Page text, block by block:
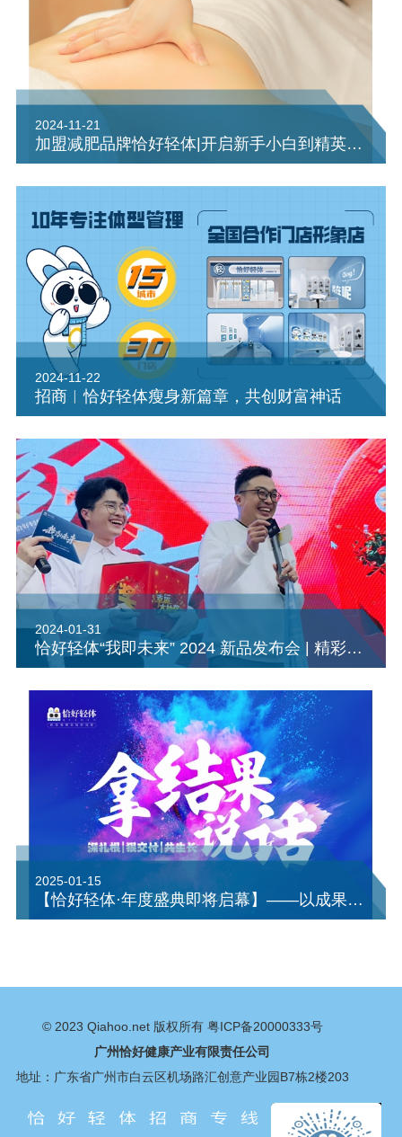
2024-11-21
加盟减肥品牌恰好轻体|开启新手小白到精英店长的成长之路
2024-11-22
招商︱恰好轻体瘦身新篇章，共创财富神话
2024-01-31
恰好轻体“我即未来” 2024 新品发布会 | 精彩回顾
2025-01-15
【恰好轻体·年度盛典即将启幕】——以成果之名，共绘辉煌新章
© 2023 Qiahoo.net版权所有 粤ICP备20000333号
广州恰好健康产业有限责任公司
地址：广东省广州市白云区机场路汇创意产业园B7栋2楼203